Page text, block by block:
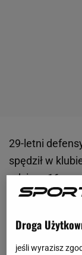
29-letni
spędził w
gdzie w 16
występował w
czy austriacki
obowiązuje do
Droga
jeśli wyrazisz